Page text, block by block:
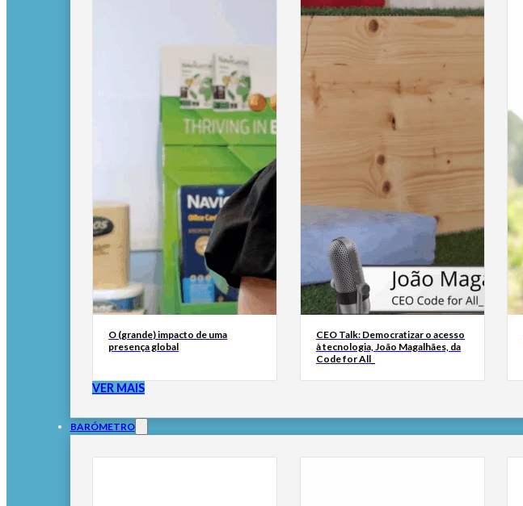
O (grande) impacto de uma
presença global
CEO Talk: Democratizar o acesso
à tecnologia, João Magalhães, da
Code for All_
VER MAIS
BARÓMETRO